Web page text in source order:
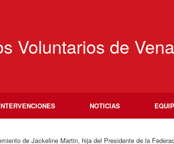
Voluntarios de
NOTICIAS
de Jackeline Martin, hija del Presidente de la